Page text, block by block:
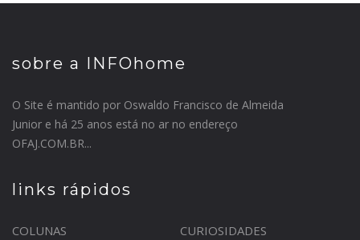
sobre a INFOhome
O Site é mantido por Oswaldo Francisco de Almeida
Junior e há 25 anos está no ar no endereço
OFAJ.COM.BR...
links rápidos
COLUNAS
CURIOSIDADES